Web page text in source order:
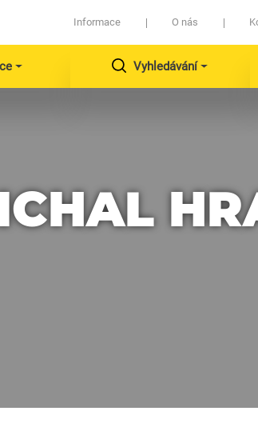
Informace O nás
Vyhledávání